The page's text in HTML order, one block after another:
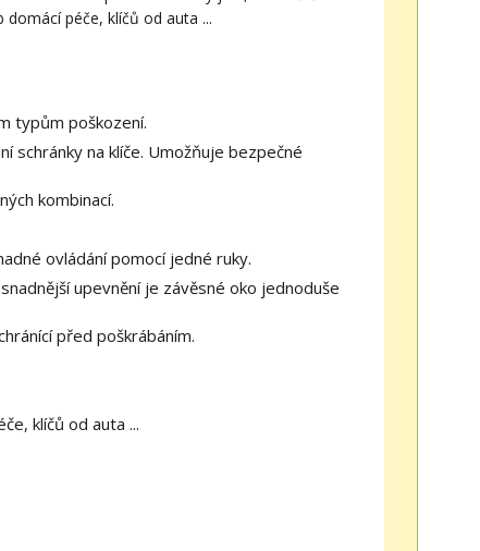
péče, klíčů od auta ...
typům poškození.
schránky na klíče. Umožňuje bezpečné
kombinací.
ovládání pomocí jedné ruky.
upevnění je závěsné oko jednoduše
před poškrábáním.
klíčů od auta ...